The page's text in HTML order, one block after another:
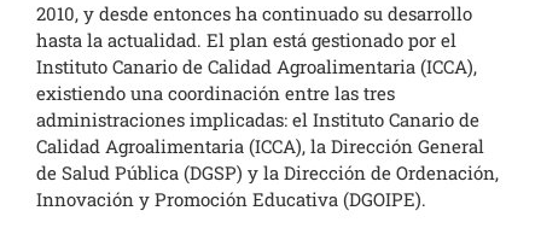
2010, y desde entonces ha continuado su desarrollo
hasta la actualidad. El plan está gestionado por el
Instituto Canario de Calidad Agroalimentaria (ICCA),
existiendo una coordinación entre las tres
administraciones implicadas: el Instituto Canario de
Calidad Agroalimentaria (ICCA), la Dirección General
de Salud Pública (DGSP) y la Dirección de Ordenación,
Innovación y Promoción Educativa (DGOIPE).